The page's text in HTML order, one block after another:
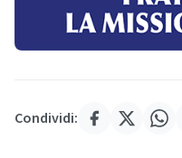
Condividi: